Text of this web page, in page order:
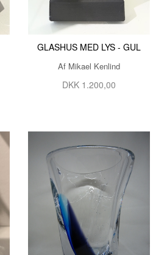
GLASHUS MED LYS - GUL
Af Mikael Kenlind
DKK 1.200,00